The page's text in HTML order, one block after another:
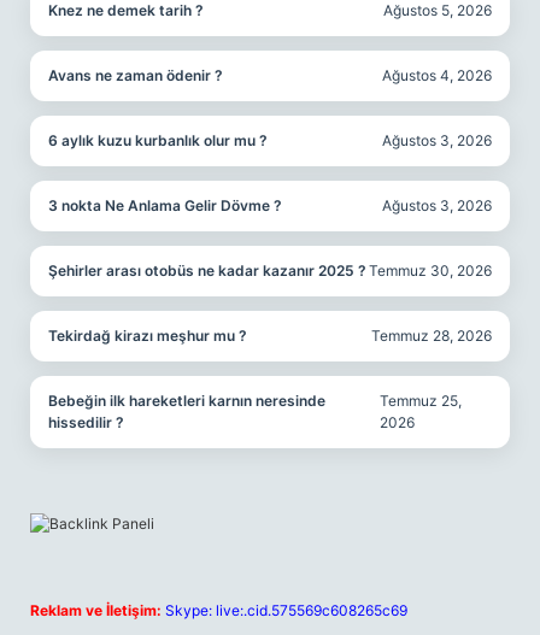
Knez ne demek tarih ? Ağustos 5, 2026
Avans ne zaman ödenir ? Ağustos 4, 2026
6 aylık kuzu kurbanlık olur mu ? Ağustos 3, 2026
3 nokta Ne Anlama Gelir Dövme ? Ağustos 3, 2026
Şehirler arası otobüs ne kadar kazanır 2025 ? Temmuz 30, 2026
Tekirdağ kirazı meşhur mu ? Temmuz 28, 2026
Bebeğin ilk hareketleri karnın neresinde
hissedilir ?
Temmuz 25,
2026
Reklam ve İletişim: Skype: live:.cid.575569c608265c69